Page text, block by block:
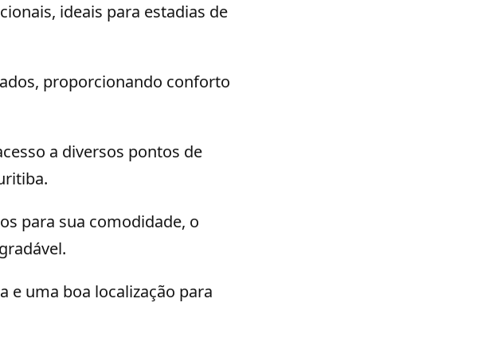
ideais para estadias de
proporcionando conforto
a diversos pontos de
para sua comodidade, o
e uma boa localização para